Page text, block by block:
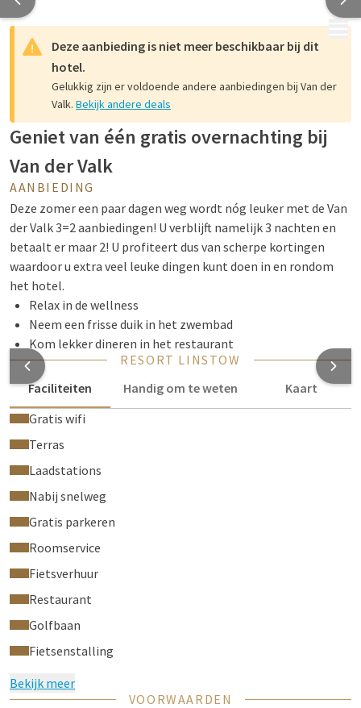
MENU
Deze aanbieding is niet meer beschikbaar bij dit
hotel.
Gelukkig zijn er voldoende andere aanbiedingen bij Van der
Valk. Bekijk andere deals
Geniet van één gratis overnachting bij
Van der Valk
AANBIEDING
Deze zomer een paar dagen weg wordt nóg leuker met de Van
der Valk 3=2 aanbiedingen! U verblijft namelijk 3 nachten en
betaalt er maar 2! U profiteert dus van scherpe kortingen
waardoor u extra veel leuke dingen kunt doen in en rondom
het hotel.
Relax in de wellness
Neem een frisse duik in het zwembad
Kom lekker dineren in het restaurant
RESORT LINSTOW
Faciliteiten
Handig om te weten
Kaart
Gratis wifi
Terras
Laadstations
Nabij snelweg
Gratis parkeren
Roomservice
Fietsverhuur
Restaurant
Golfbaan
Fietsenstalling
Bekijk meer
VOORWAARDEN